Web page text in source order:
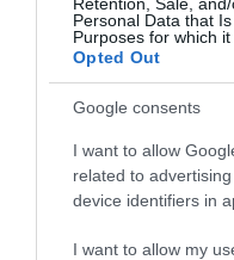
Personal Data that
Purposes for which it
Opted Out
Google consents
I want to allow
related to
device identifiers in
I want to allow my